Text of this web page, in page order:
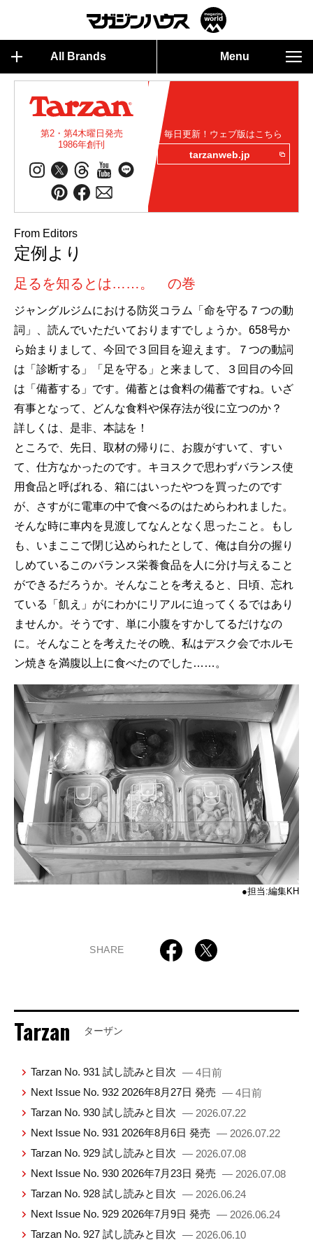
All Brands Menu
第2・第4木曜日発売
1986年創刊
毎日更新！ウェブ版はこちら
tarzanweb.jp
From Editors
定例より
足るを知るとは……。 の巻
ジャングルジムにおける防災コラム「命を守る７つの動
詞」、読んでいただいておりますでしょうか。658号か
ら始まりまして、今回で３回目を迎えます。７つの動詞
は「診断する」「足を守る」と来まして、３回目の今回
は「備蓄する」です。備蓄とは食料の備蓄ですね。いざ
有事となって、どんな食料や保存法が役に立つのか？
詳しくは、是非、本誌を！
ところで、先日、取材の帰りに、お腹がすいて、すい
て、仕方なかったのです。キヨスクで思わずバランス使
用食品と呼ばれる、箱にはいったやつを買ったのです
が、さすがに電車の中で食べるのはためらわれました。
そんな時に車内を見渡してなんとなく思ったこと。もし
も、いまここで閉じ込められたとして、俺は自分の握り
しめているこのバランス栄養食品を人に分け与えること
ができるだろうか。そんなことを考えると、日頃、忘れ
ている「飢え」がにわかにリアルに迫ってくるではあり
ませんか。そうです、単に小腹をすかしてるだけなの
に。そんなことを考えたその晩、私はデスク会でホルモ
ン焼きを満腹以上に食べたのでした……。
●担当:編集KH
SHARE
Tarzan ターザン
Tarzan No. 931 試し読みと目次 — 4日前
Next Issue No. 932 2026年8月27日 発売 — 4日前
Tarzan No. 930 試し読みと目次 — 2026.07.22
Next Issue No. 931 2026年8月6日 発売 — 2026.07.22
Tarzan No. 929 試し読みと目次 — 2026.07.08
Next Issue No. 930 2026年7月23日 発売 — 2026.07.08
Tarzan No. 928 試し読みと目次 — 2026.06.24
Next Issue No. 929 2026年7月9日 発売 — 2026.06.24
Tarzan No. 927 試し読みと目次 — 2026.06.10